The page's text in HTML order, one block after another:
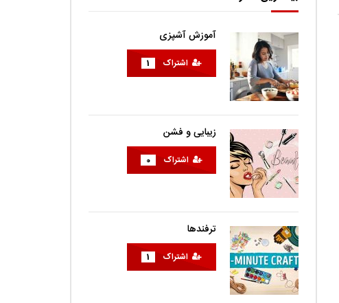
آموزش آشپزی
اشتراک 1
زیبایی و فشن
اشتراک 0
ترفندها
اشتراک 1